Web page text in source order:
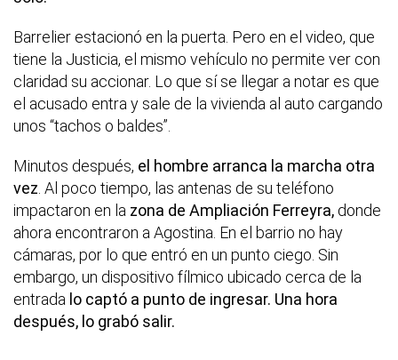
Barrelier estacionó en la puerta. Pero en el video, que
tiene la Justicia, el mismo vehículo no permite ver con
claridad su accionar. Lo que sí se llegar a notar es que
el acusado entra y sale de la vivienda al auto cargando
unos “tachos o baldes”.
Minutos después, el hombre arranca la marcha otra
vez . Al poco tiempo, las antenas de su teléfono
impactaron en la zona de Ampliación Ferreyra, donde
ahora encontraron a Agostina. En el barrio no hay
cámaras, por lo que entró en un punto ciego. Sin
embargo, un dispositivo fílmico ubicado cerca de la
entrada lo captó a punto de ingresar. Una hora
después, lo grabó salir.